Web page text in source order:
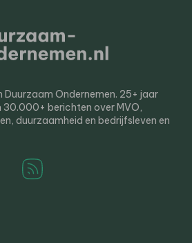
Duurzaam Ondernemen. 25+ jaar
30.000+ berichten over MVO,
duurzaamheid en bedrijfsleven en